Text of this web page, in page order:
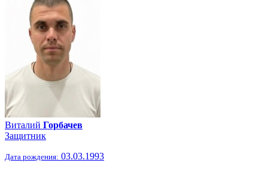
Виталий Горбачев
Защитник
Дата рождения: 03.03.1993